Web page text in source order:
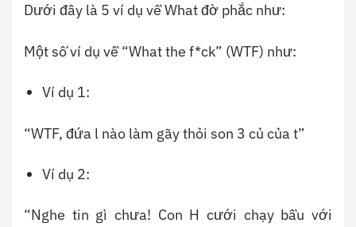
Dưới đây là 5 ví dụ về What đờ phắc như:
Một số ví dụ về “What the f*ck” (WTF) như:
Ví dụ 1:
“WTF, đứa l nào làm gãy thỏi son 3 củ của t”
Ví dụ 2:
“Nghe tin gì chưa! Con H cưới chạy bầu với